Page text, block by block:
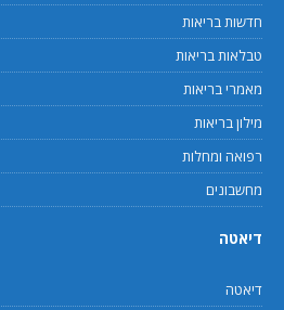
חדשות בריאות
טבלאות בריאות
מאמרי בריאות
מילון בריאות
רפואה ומחלות
מחשבונים
דיאטה
דיאטה